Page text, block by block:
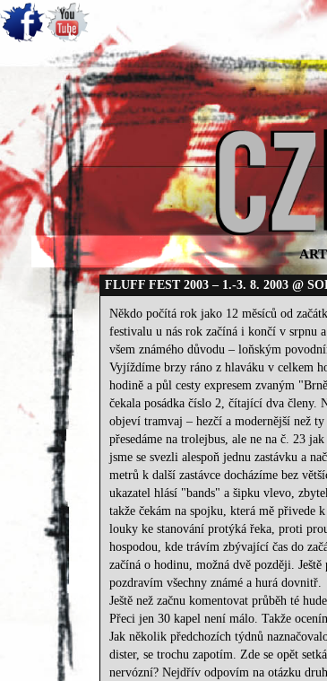
FLUFF FEST 2003 – 1.-3. 8. 2003 @
Někdo počítá rok jako 12 měsíců od
festivalu u nás rok začíná i končí v srpnu
všem známého důvodu – loňským
Vyjíždíme brzy ráno z hlaváku v celkem
hodině a půl cesty expresem zvaným
čekala posádka číslo 2, čítající dva členy.
objeví tramvaj – hezčí a modernější než
přesedáme na trolejbus, ale ne na č. 23
jsme se svezli alespoň jednu zastávku a
metrů k další zastávce docházíme bez
ukazatel hlásí "bands" a šipku vlevo,
takže čekám na spojku, která mě přivede
louky ke stanování protýká řeka, proti
hospodou, kde trávím zbývající čas do
začíná o hodinu, možná dvě později.
pozdravím všechny známé a hurá dovnitř.
Ještě než začnu komentovat průběh té
Přeci jen 30 kapel není málo. Takže
Jak několik předchozích týdnů
dister, se trochu zapotím. Zde se opět
nervózní? Nejdřív odpovím na otázku